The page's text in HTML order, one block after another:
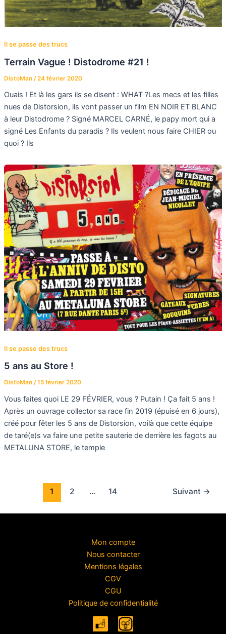
Il se passe des trucs
Terrain Vague ! Distodrome #21 !
DistoMan /24 février 2020
Ouais ! Et là les gars ils se disent : WHAT ?Les mecs et les filles
nues de Distorsion, ils vont passer un film EN NOIR ET BLANC
à leur Distodrome ? Signé MARCEL CARNÉ, le papy mort qui a
signé Les Enfants du paradis ? Ils veulent nous faire CHIER ou
quoi ? Ils
Il se passe des trucs
5 ans au Store !
DistoMan /15 février 2020
Vous faites quoi LE 29 FÉVRIER, vous ? Putain ! Ça fait 5 ans !
Après un ouvrage collector sa race fin 2019 (épuisé en 6 jours),
créé pour fêter les 5 ans de Distorsion, voilà que cette équipe
de taré(e)s va faire une petite sauterie de derrière les fagots au
METALUNA STORE, le temple
1 2 … 14 Suivant →
Mon compte
Nous contacter
Mentions légales
CGV
CGU
Politique de confidentialité